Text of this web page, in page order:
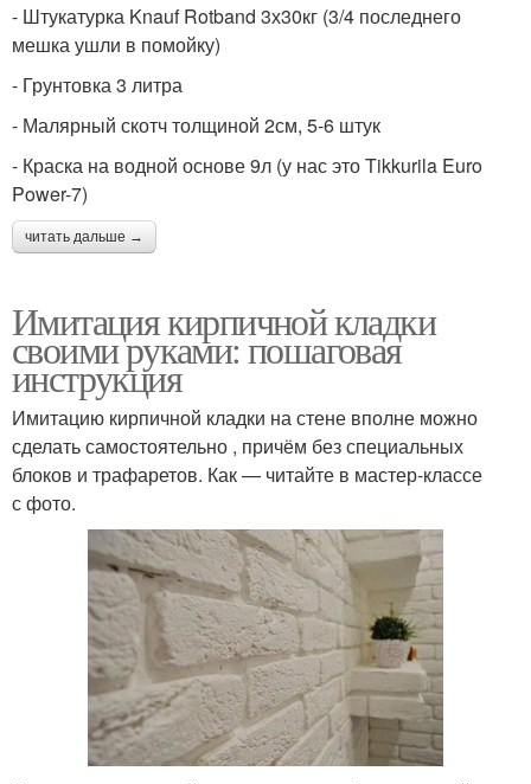
- Штукатурка Knauf Rotband 3х30кг (3/4 последнего
мешка ушли в помойку)
- Грунтовка 3 литра
- Малярный скотч толщиной 2см, 5-6 штук
- Краска на водной основе 9л (у нас это Tikkurila Euro
Power-7)
читать дальше →
Имитация кирпичной кладки
своими руками: пошаговая
инструкция
Имитацию кирпичной кладки на стене вполне можно
сделать самостоятельно , причём без специальных
блоков и трафаретов. Как — читайте в мастер-классе
с фото.